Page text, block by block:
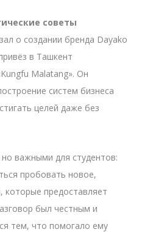
советы
о создании бренда Dayako
в Ташкент
Malatang». Он
систем бизнеса
целей даже без
важными для студентов:
пробовать новое,
которые предоставляет
был честным и
тем, что помогало ему